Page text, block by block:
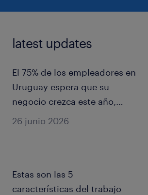
latest updates
26 junio 2026
El 75% de los empleadores en
Uruguay espera que su
negocio crezca este año,
pero solo el 41% del talento
Estas son las 5
características del trabajo